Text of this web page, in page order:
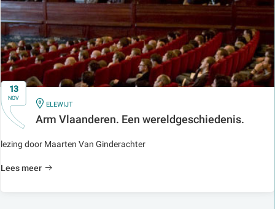
13
NOV
IN
ELEWIJT
Arm Vlaanderen. Een wereldgeschiedenis.
lezing door Maarten Van Ginderachter
Lees meer